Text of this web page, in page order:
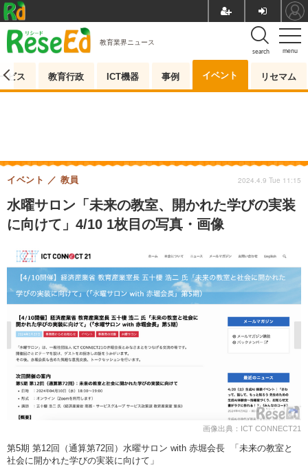
menu
search
教育業界ニュース
ビス 教育行政 ICT機器 事例 イベント リセマム
水曜サロン「未来の教室、開かれた学びの実装
に向けて」4/10 1枚目の写真・画像
イベント 教員 2024.4.9 Tue 11:15
画像出典：ICT CONNECT21
第5期 第12回（通算第72回）水曜サロン with 赤堀会長 「未来の教室と
社会に開かれた学びの実装に向けて」